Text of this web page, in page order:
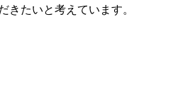
きたいと考えています。